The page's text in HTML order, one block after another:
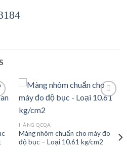
HÃNG QCQA
Màng nhôm chuẩn cho máy đo
độ bục – Loại 10.61 kg/cm2